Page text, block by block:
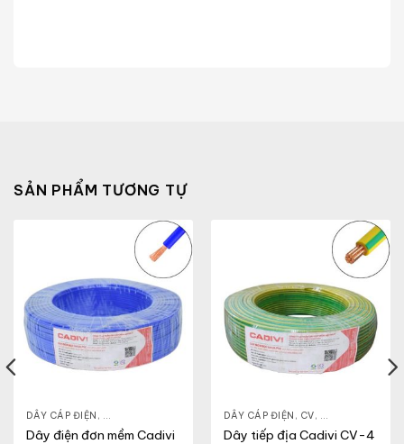
SẢN PHẨM TƯƠNG TỰ
DÂY CÁP ĐIỆN , DÂY ĐIỆN DÂN DỤNG VCM
Dây điện đơn mềm Cadivi
DÂY CÁP ĐIỆN , CV, DÂY ĐIỆN DÂN
Dây tiếp địa Cadivi CV-4
VCM